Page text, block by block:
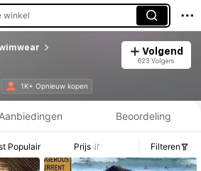
winkel
Volgend
623 Volgers
1K+ Opnieuw kopen
Verkoop- en Voorraadgegevens.
Aanbiedingen Beoordeling
Populair Prijs Filteren